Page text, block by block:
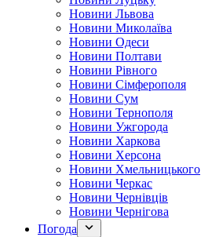
Новини Львова
Новини Миколаїва
Новини Одеси
Новини Полтави
Новини Рівного
Новини Сімферополя
Новини Сум
Новини Тернополя
Новини Ужгорода
Новини Харкова
Новини Херсона
Новини Хмельницького
Новини Черкас
Новини Чернівців
Новини Чернігова
Погода